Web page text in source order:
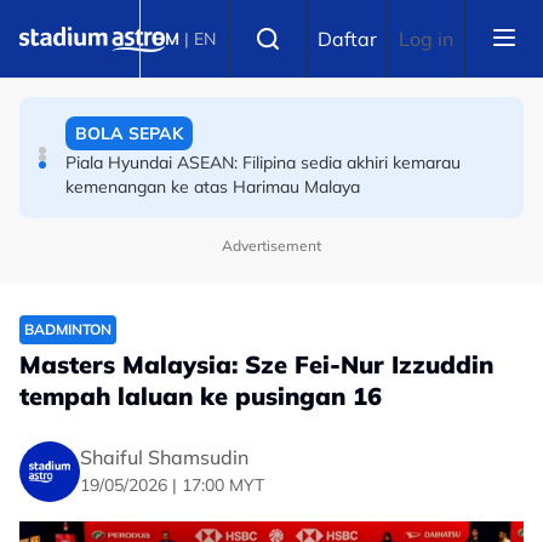
BM | EN Daftar Log in
(Terkini) Danish Iftikhar muncul antara lapan pelari pecut
BOLA SEPAK
Piala Hyundai ASEAN: Filipina sedia akhiri kemarau
kemenangan ke atas Harimau Malaya
Advertisement
BADMINTON
Masters Malaysia: Sze Fei-Nur Izzuddin
tempah laluan ke pusingan 16
Shaiful Shamsudin
19/05/2026 | 17:00 MYT